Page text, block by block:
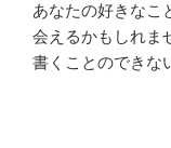
あなたの好きなこ
会えるかもしれま
書くことのできな